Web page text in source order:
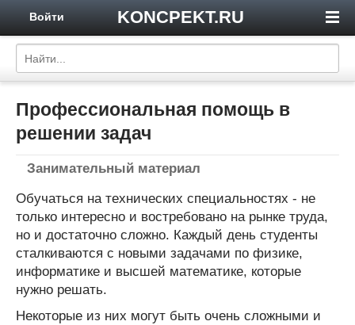
KONCPEKT.RU
Войти
Профессиональная помощь в
решении задач
Занимательный материал
Обучаться на технических специальностях - не
только интересно и востребовано на рынке труда,
но и достаточно сложно. Каждый день студенты
сталкиваются с новыми задачами по физике,
информатике и высшей математике, которые
нужно решать.
Некоторые из них могут быть очень сложными и